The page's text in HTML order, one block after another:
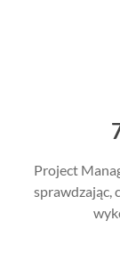
Project
sprawdzając,